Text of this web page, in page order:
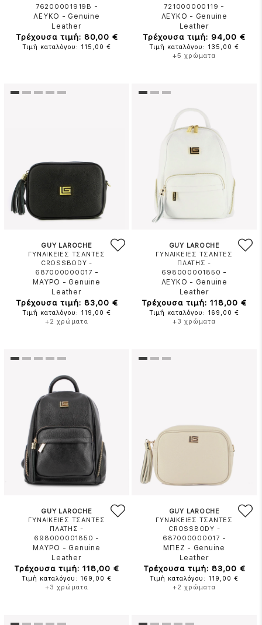
76200001919B -
ΛΕΥΚΟ - Genuine
Leather
Τρέχουσα τιμή: 80,00 €
Τιμή καταλόγου: 115,00 €
721000000119 -
ΛΕΥΚΟ - Genuine
Leather
Τρέχουσα τιμή: 94,00 €
Τιμή καταλόγου: 135,00 €
+5 χρώματα
GUY LAROCHE
ΓΥΝΑΙΚΕΙΕΣ ΤΣΑΝΤΕΣ
CROSSBODY -
687000000017 -
ΜΑΥΡΟ - Genuine
Leather
Τρέχουσα τιμή: 83,00 €
Τιμή καταλόγου: 119,00 €
+2 χρώματα
GUY LAROCHE
ΓΥΝΑΙΚΕΙΕΣ ΤΣΑΝΤΕΣ
ΠΛΑΤΗΣ -
698000001850 -
ΛΕΥΚΟ - Genuine
Leather
Τρέχουσα τιμή: 118,00 €
Τιμή καταλόγου: 169,00 €
+3 χρώματα
GUY LAROCHE
ΓΥΝΑΙΚΕΙΕΣ ΤΣΑΝΤΕΣ
ΠΛΑΤΗΣ -
698000001850 -
ΜΑΥΡΟ - Genuine
Leather
Τρέχουσα τιμή: 118,00 €
Τιμή καταλόγου: 169,00 €
+3 χρώματα
GUY LAROCHE
ΓΥΝΑΙΚΕΙΕΣ ΤΣΑΝΤΕΣ
CROSSBODY -
687000000017 -
ΜΠΕΖ - Genuine
Leather
Τρέχουσα τιμή: 83,00 €
Τιμή καταλόγου: 119,00 €
+2 χρώματα